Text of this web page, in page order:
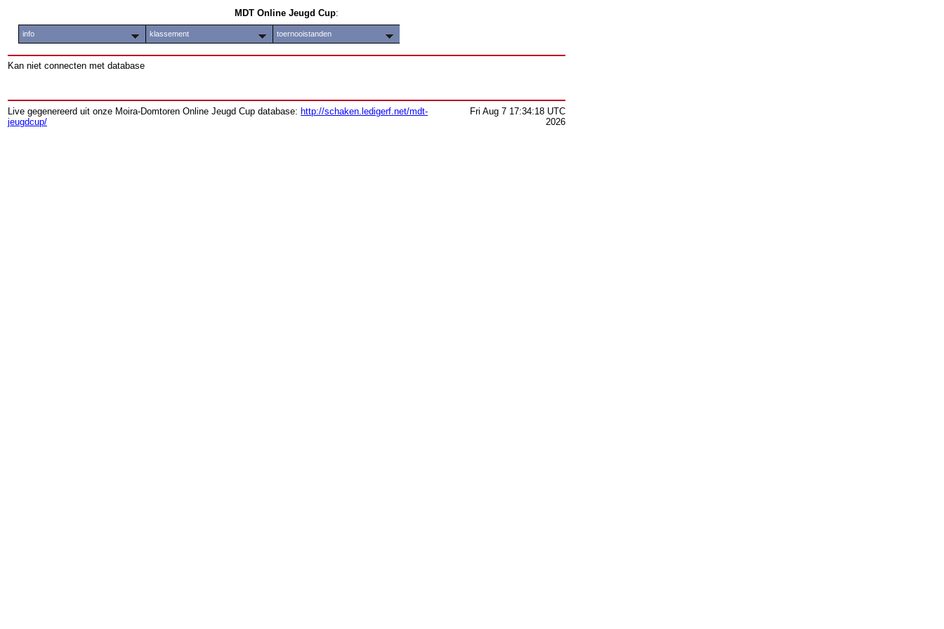
MDT Online Jeugd Cup:
info klassement toernooistanden
Kan niet connecten met database
Live gegenereerd uit onze Moira-Domtoren Online Jeugd Cup database: http://schaken.ledigerf.net/mdt-
jeugdcup/
Fri Aug 7 17:34:18 UTC
2026